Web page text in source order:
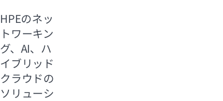
HPEのネッ
トワーキン
グ、AI、ハ
イブリッド
クラウドの
ソリューシ